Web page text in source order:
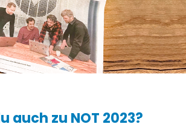
auch zu NOT 2023?